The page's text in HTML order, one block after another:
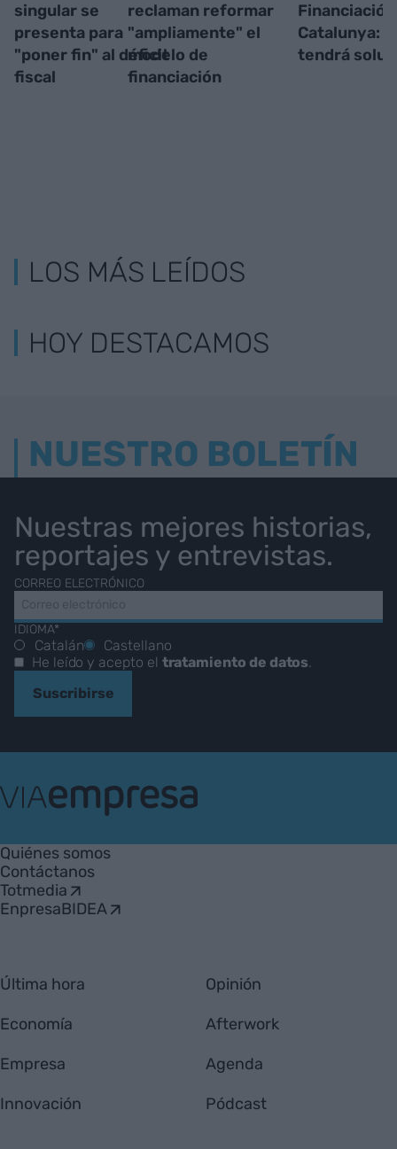
singular se
presenta para
"poner fin" al déficit
fiscal
reclaman reformar
"ampliamente" el
modelo de
financiación
Catalunya:
tendrá
LOS MÁS LEÍDOS
HOY DESTACAMOS
NUESTRO BOLETÍN
Nuestras mejores historias,
reportajes y entrevistas.
CORREO ELECTRÓNICO
IDIOMA*
Catalán
Castellano
He leído y acepto el tratamiento de datos.
Suscribirse
Empresa
Quiénes somos
Contáctanos
Totmedia
EnpresaBIDEA
Última hora
Economía
Empresa
Innovación
Opinión
Afterwork
Agenda
Pódcast